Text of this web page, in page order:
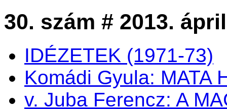
30. szám # 2013.
IDÉZETEK (1971-73)
Komádi Gyula: MATA
v. Juba Ferencz: A